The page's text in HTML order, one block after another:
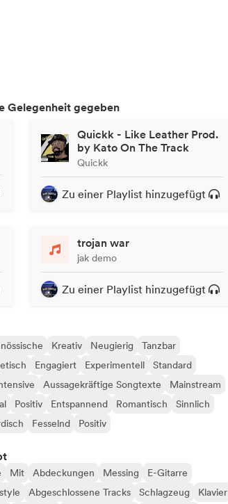
Gelegenheit gegeben
Quickk - Like Leather Prod.
by Kato On The Track
Quickk
Zu einer Playlist hinzugefügt
trojan war
jak demo
Zu einer Playlist hinzugefügt
Kreativ Neugierig
Tanzbar
Engagiert Experimentell
Standard
Aussagekräftige Songtexte
Mainstream
Positiv Entspannend Romantisch
Sinnlich
Fesselnd Positiv
Mit Abdeckungen Messing
E-Gitarre
Abgeschlossene Tracks Schlagzeug
Klavier